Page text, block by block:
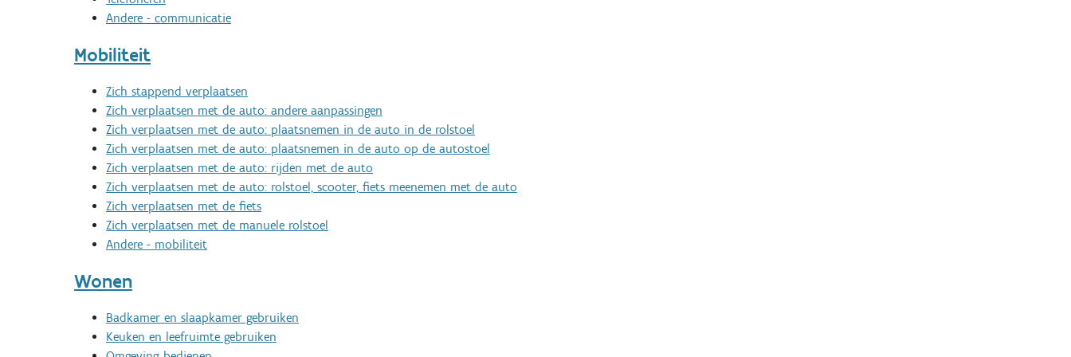
Andere - communicatie
Mobiliteit
Zich stappend verplaatsen
Zich verplaatsen met de auto: andere aanpassingen
Zich verplaatsen met de auto: plaatsnemen in de auto in de rolstoel
Zich verplaatsen met de auto: plaatsnemen in de auto op de autostoel
Zich verplaatsen met de auto: rijden met de auto
Zich verplaatsen met de auto: rolstoel, scooter, fiets meenemen met de auto
Zich verplaatsen met de fiets
Zich verplaatsen met de manuele rolstoel
Andere - mobiliteit
Wonen
Badkamer en slaapkamer gebruiken
Keuken en leefruimte gebruiken